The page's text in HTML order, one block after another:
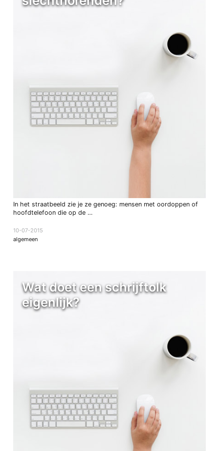
In het straatbeeld zie je ze genoeg: mensen met oordoppen of
hoofdtelefoon die op de …
10-07-2015
algemeen
Wat doet een schrijftolk
eigenlijk?